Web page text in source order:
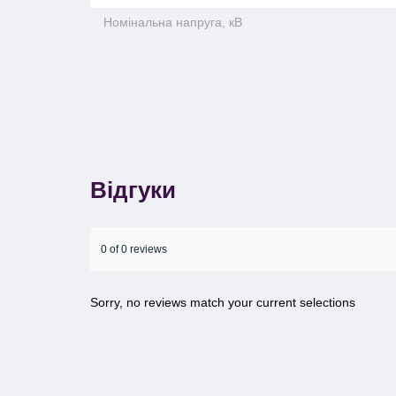
Номінальна напруга, кВ
Відгуки
0 of 0 reviews
Sorry, no reviews match your current selections